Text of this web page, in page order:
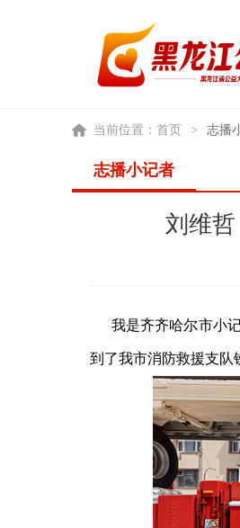
当前位置： 首页 > 志播
志播小记者
刘维
我是齐齐哈尔市小
到了我市消防救援支队